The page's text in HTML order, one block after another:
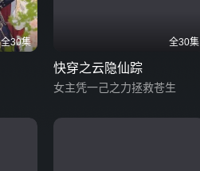
全30集 全30集
快穿之云隐仙踪
女主凭一己之力拯救苍生